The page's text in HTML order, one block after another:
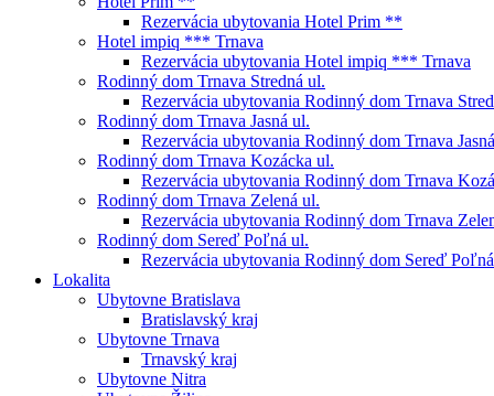
Rezervácia ubytovania Hotel Prim **
Hotel impiq *** Trnava
Rezervácia ubytovania Hotel impiq *** Trnava
Rodinný dom Trnava Stredná ul.
Rezervácia ubytovania Rodinný dom Trnava
Rodinný dom Trnava Jasná ul.
Rezervácia ubytovania Rodinný dom Trnava
Rodinný dom Trnava Kozácka ul.
Rezervácia ubytovania Rodinný dom Trnava
Rodinný dom Trnava Zelená ul.
Rezervácia ubytovania Rodinný dom Trnava
Rodinný dom Sereď Poľná ul.
Rezervácia ubytovania Rodinný dom Sereď
Lokalita
Ubytovne Bratislava
Bratislavský kraj
Ubytovne Trnava
Trnavský kraj
Ubytovne Nitra